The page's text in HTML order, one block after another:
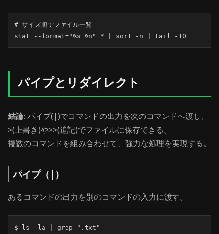
# サイズ順でファイル一覧
stat --format="%s %n" * | sort -n | tail -10
パイプとリダイレクト
結論: パイプ(|)でコマンドの出力を次のコマンドへ渡し、
>(上書き)や>>(追記)でファイルに保存できる。
複数のコマンドを組み合わせて、強力な処理を実現する。
パイプ（|）
あるコマンドの出力を別のコマンドの入力に渡す。
$ ls -la | grep ".txt"